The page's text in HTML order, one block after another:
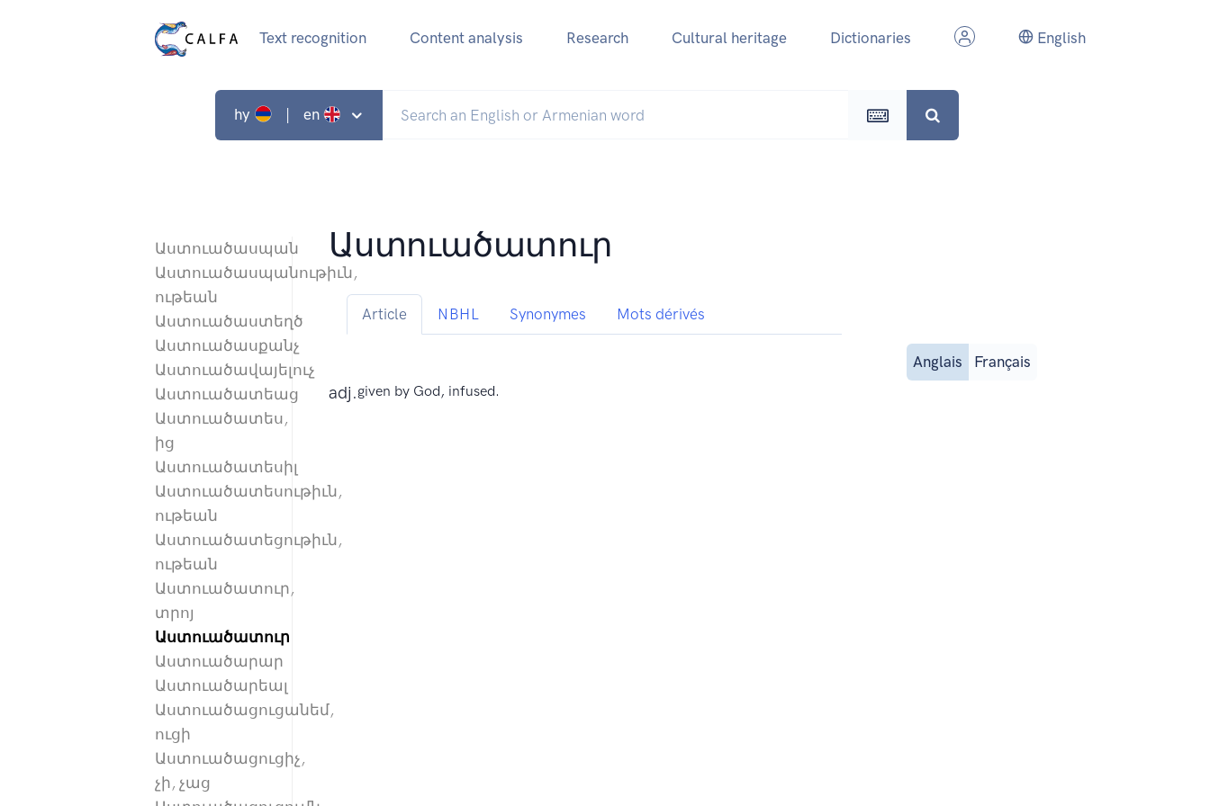
Text recognition Content analysis Research Cultural heritage Dictionaries English
hy | en
Աստուածասպան
Աստուածասպանութիւն,
ութեան
Աստուածաստեղծ
Աստուածասքանչ
Աստուածավայելուչ
Աստուածատեաց
Աստուածատես,
ից
Աստուածատեսիլ
Աստուածատեսութիւն,
ութեան
Աստուածատեցութիւն,
ութեան
Աստուածատուր,
տրոյ
Աստուածատուր
Աստուածարար
Աստուածարեալ
Աստուածացուցանեմ,
ուցի
Աստուածացուցիչ,
չի, չաց
Աստուածատուր
Article NBHL Synonymes Mots dérivés
Anglais Français
adj.given by God, infused.